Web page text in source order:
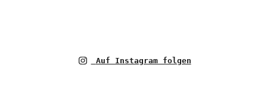
Auf Instagram folgen